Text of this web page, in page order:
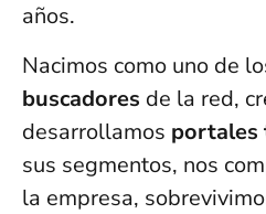
años.
Nacimos como uno de
buscadores de la red,
desarrollamos portales
sus segmentos, nos
la empresa,